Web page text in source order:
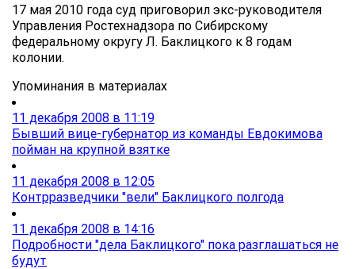
17 мая 2010 года суд приговорил экс-руководителя
Управления Ростехнадзора по Сибирскому
федеральному округу Л. Баклицкого к 8 годам
колонии.
Упоминания в материалах
11 декабря 2008 в 11:19
Бывший вице-губернатор из команды Евдокимова
пойман на крупной взятке
11 декабря 2008 в 12:05
Контрразведчики "вели" Баклицкого полгода
11 декабря 2008 в 14:16
Подробности "дела Баклицкого" пока разглашаться не
будут